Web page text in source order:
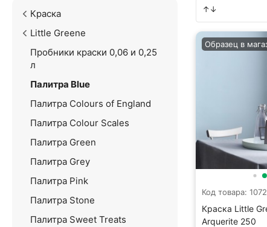
Краска
Little Greene
Пробники краски 0,06 и 0,25
л
Палитра Blue
Палитра Colours of England
Палитра Colour Scales
Палитра Green
Палитра Grey
Палитра Pink
Палитра Stone
Палитра Sweet Treats
Код товара:
Краска Little
Arquerite 250
Образец в